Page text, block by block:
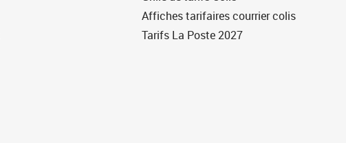
Affiches tarifaires courrier colis
Tarifs La Poste 2027